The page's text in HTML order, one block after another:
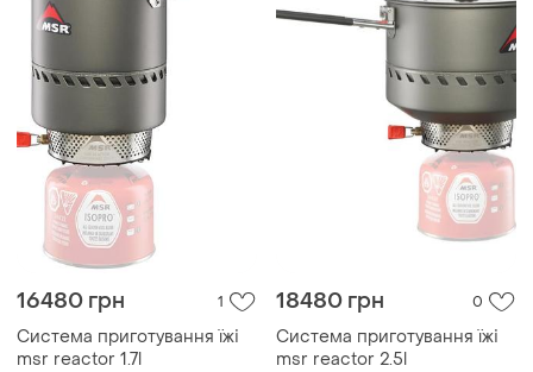
16480 грн 1
Система приготування їжі
msr reactor 1.7l
18480 грн 0
Система приготування їжі
msr reactor 2.5l